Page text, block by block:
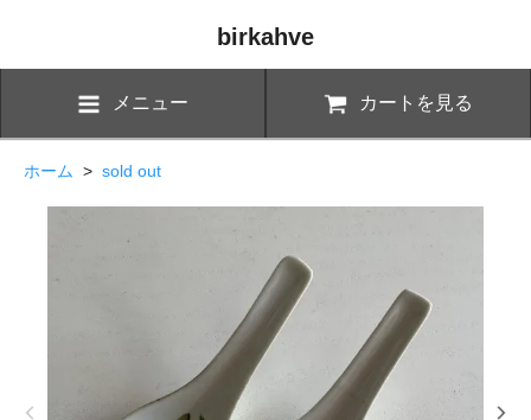
birkahve
メニュー カートを見る
ホーム > sold out